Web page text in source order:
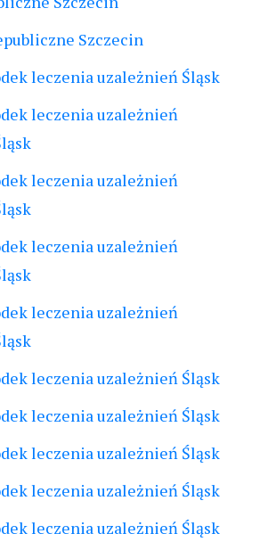
Szczecin
leczenia uzależnień Śląsk
leczenia uzależnień
leczenia uzależnień
leczenia uzależnień
leczenia uzależnień
leczenia uzależnień Śląsk
leczenia uzależnień Śląsk
leczenia uzależnień Śląsk
leczenia uzależnień Śląsk
leczenia uzależnień Śląsk